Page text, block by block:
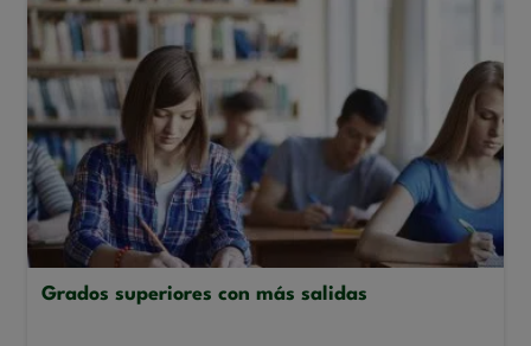
Grados superiores con más salidas